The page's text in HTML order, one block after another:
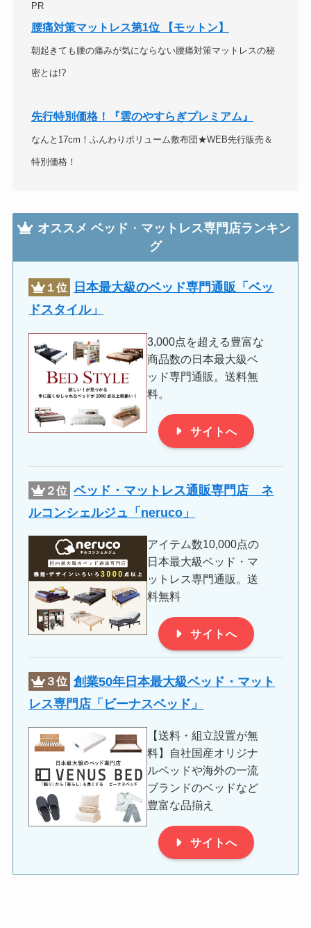
PR
腰痛対策マットレス第1位 【モットン】
朝起きても腰の痛みが気にならない腰痛対策マットレスの秘
密とは!?
先行特別価格！『雲のやすらぎプレミアム』
なんと17cm！ふんわりボリューム敷布団★WEB先行販売＆
特別価格！
オススメ ベッド ・ マットレス専門店ランキン
グ
１位
日本最大級のベッド専門通販「ベッ
ドスタイル」
3,000点を超える豊富な
商品数の日本最大級ベ
ッド専門通販。送料無
料。
サイトへ
２位 ベッド・マットレス通販専門店 ネ
ルコンシェルジュ「 neruco 」
アイテム数10,000点の
日本最大級ベッド・マ
ットレス専門通販。送
料無料
サイトへ
３位 創業50年日本最大級ベッド・マット
レス専門店「ビーナスベッド」
【送料・組立設置が無
料】自社国産オリジナ
ルベッドや海外の一流
ブランドのベッドなど
豊富な品揃え
サイトへ